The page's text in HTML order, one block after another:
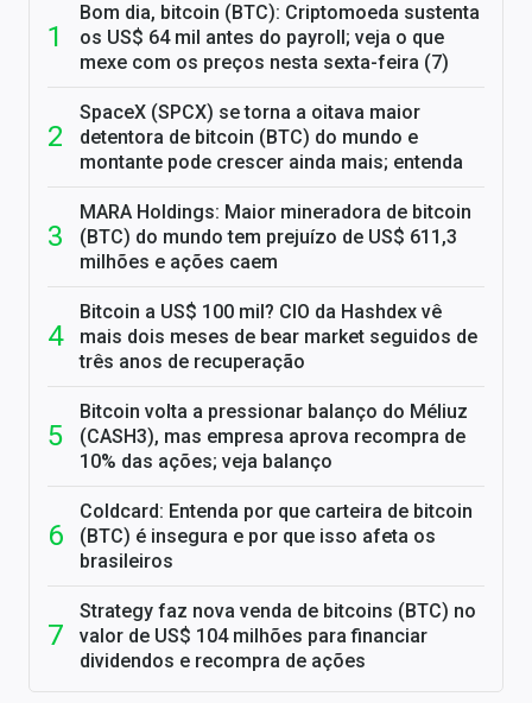
Bom dia, bitcoin (BTC): Criptomoeda sustenta
os US$ 64 mil antes do payroll; veja o que
mexe com os preços nesta sexta-feira (7)
SpaceX (SPCX) se torna a oitava maior
detentora de bitcoin (BTC) do mundo e
montante pode crescer ainda mais; entenda
MARA Holdings: Maior mineradora de bitcoin
(BTC) do mundo tem prejuízo de US$ 611,3
milhões e ações caem
Bitcoin a US$ 100 mil? CIO da Hashdex vê
mais dois meses de bear market seguidos de
três anos de recuperação
Bitcoin volta a pressionar balanço do Méliuz
(CASH3), mas empresa aprova recompra de
10% das ações; veja balanço
Coldcard: Entenda por que carteira de bitcoin
(BTC) é insegura e por que isso afeta os
brasileiros
Strategy faz nova venda de bitcoins (BTC) no
valor de US$ 104 milhões para financiar
dividendos e recompra de ações